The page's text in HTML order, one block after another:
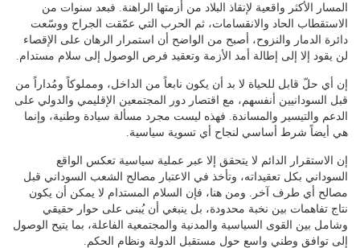
المسار الأكثر واقعية لإنقاذ البلاد من أزمتها الراهنة. فبعد سنوات من
الاستقطاب الحاد والانقسامات، ثم الحرب التي عمّقت الجراح ووسّعت
دائرة الدمار والنزوح، أصبح من الواضح أن استمرار الرهان على الإقصاء
لن يقود إلا إلى إطالة أمد الأزمة وتعقيد فرص الوصول إلى سلام مستدام.
إن أي حلّ قابل للحياة لا بد أن يكون نابعاً من الداخل، ومملوكاً ومُداراً من
قبل السودانيين أنفسهم، مع اقتصار دور المجتمعين الإقليمي والدولي على
الدعم والتيسير والمساندة. فهذه ليست مجرد مسألة سيادة وطنية، وإنما
هي أيضاً شرط أساسي لنجاح أي تسوية سياسية.
إن الاستقرار الدائم لا يتحقق إلا عبر عملية سياسية تعكس الواقع
السوداني بكل تعقيداته، وتأخذ في الاعتبار مصالح الشعب السوداني قبل
مصالح أي طرف آخر. ومن هنا، فإن السلام المستدام لا يمكن أن يكون
نتاج تفاهمات بين نخبة محدودة، بل ينبغي أن يُبنى على حوار حقيقي
وشامل بين القوى السياسية والمدنية والمجتمعية الفاعلة، بما يتيح الوصول
إلى توافق وطني واسع حول مستقبل الدولة ونظام الحكم.